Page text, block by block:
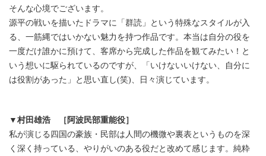
そんな心境でございます。
源平の戦いを描いたドラマに「群読」という特殊なスタイルが入
る、一筋縄ではいかない魅力を持つ作品です。本当は自分の役を
一度だけ誰かに預けて、客席から完成した作品を観てみたい！と
いう想いに駆られているのですが、「いけないいけない、自分に
は役割があった」と思い直し(笑)、日々演じています。
▼村田雄浩 ［阿波民部重能役］
私が演じる四国の豪族・民部は人間の機微や裏表というものを深
く深く持っている、やりがいのある役だと改めて感じます。純粋